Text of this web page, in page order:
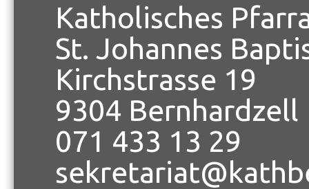
Katholisches
St. Johannes
Kirchstrasse 19
9304 Bernhardzell
071 433 13 29